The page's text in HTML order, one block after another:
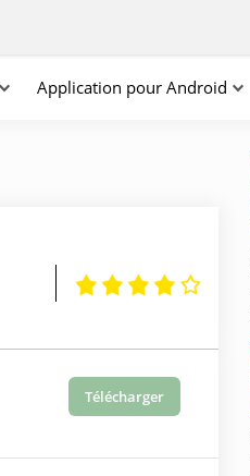
Application pour Android
Télécharger